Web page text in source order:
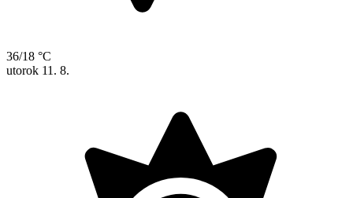
36/18 °C
utorok 11. 8.